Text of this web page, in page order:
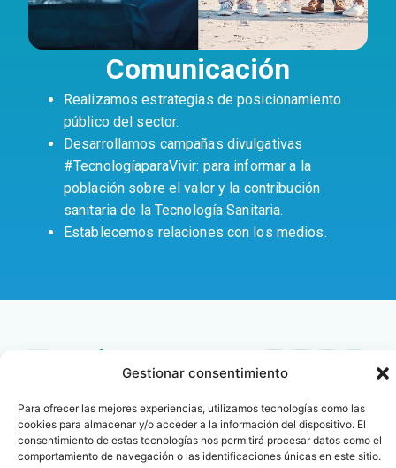
Gestionar consentimiento
Para ofrecer las mejores experiencias, utilizamos tecnologías como las
cookies para almacenar y/o acceder a la información del dispositivo. El
consentimiento de estas tecnologías nos permitirá procesar datos como el
comportamiento de navegación o las identificaciones únicas en este sitio.
Comunicación
Realizamos estrategias de posicionamiento
público del sector.
Desarrollamos campañas divulgativas
#TecnologíaparaVivir: para informar a la
población sobre el valor y la contribución
sanitaria de la Tecnología Sanitaria.
Establecemos relaciones con los medios.
info@fenin.es
C/ Villanueva, 20 - 1-
Travesera de Gracia, 56 -
1º, 3ª 08006
932 014 655